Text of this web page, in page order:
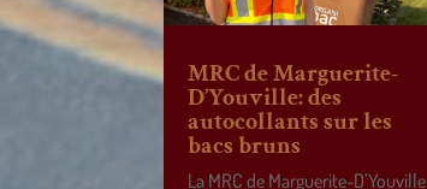
MRC de Marguerite-
D’Youville: des
autocollants sur les
bacs bruns
La MRC de Marguerite-D’Youville